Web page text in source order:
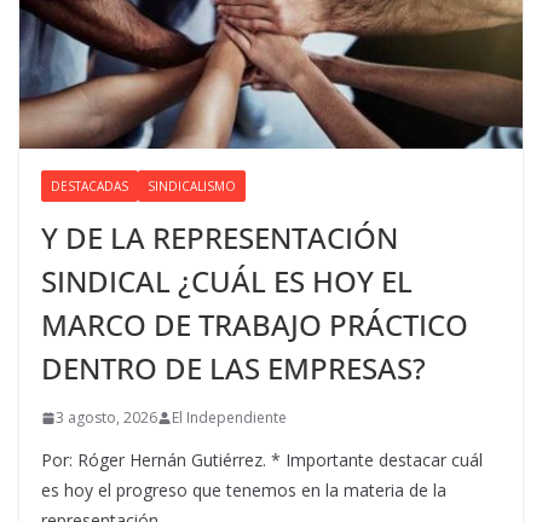
DESTACADAS SINDICALISMO
Y DE LA REPRESENTACIÓN
SINDICAL ¿CUÁL ES HOY EL
MARCO DE TRABAJO PRÁCTICO
DENTRO DE LAS EMPRESAS?
3 agosto, 2026 El Independiente
Por: Róger Hernán Gutiérrez. * Importante destacar cuál
es hoy el progreso que tenemos en la materia de la